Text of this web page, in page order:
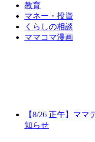
教育
マネー・投資
くらしの相談
ママコマ漫画
【8/26 正午】ママ
知らせ